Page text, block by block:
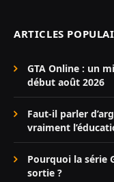
ARTICLES
GTA Online : un
début août 2026
Faut-il parler
vraiment
Pourquoi la série
sortie ?